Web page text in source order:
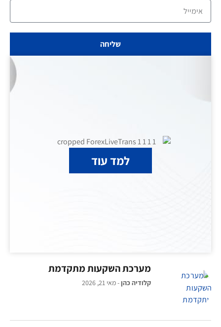
שליחה
למד עוד
מערכת השקעות מתקדמת
קלודיה כהן מאי 21, 2026